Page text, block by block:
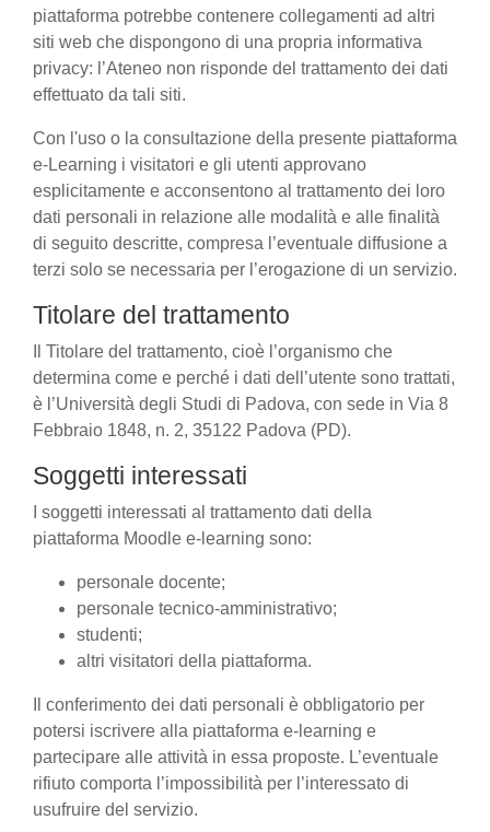
piattaforma potrebbe contenere collegamenti ad altri
siti web che dispongono di una propria informativa
privacy: l’Ateneo non risponde del trattamento dei dati
effettuato da tali siti.
Con l'uso o la consultazione della presente piattaforma
e-Learning i visitatori e gli utenti approvano
esplicitamente e acconsentono al trattamento dei loro
dati personali in relazione alle modalità e alle finalità
di seguito descritte, compresa l’eventuale diffusione a
terzi solo se necessaria per l’erogazione di un servizio.
Titolare del trattamento
Il Titolare del trattamento, cioè l’organismo che
determina come e perché i dati dell’utente sono trattati,
è l’Università degli Studi di Padova, con sede in Via 8
Febbraio 1848, n. 2, 35122 Padova (PD).
Soggetti interessati
I soggetti interessati al trattamento dati della
piattaforma Moodle e-learning sono:
personale docente;
personale tecnico-amministrativo;
studenti;
altri visitatori della piattaforma.
Il conferimento dei dati personali è obbligatorio per
potersi iscrivere alla piattaforma e-learning e
partecipare alle attività in essa proposte. L’eventuale
rifiuto comporta l’impossibilità per l’interessato di
usufruire del servizio.